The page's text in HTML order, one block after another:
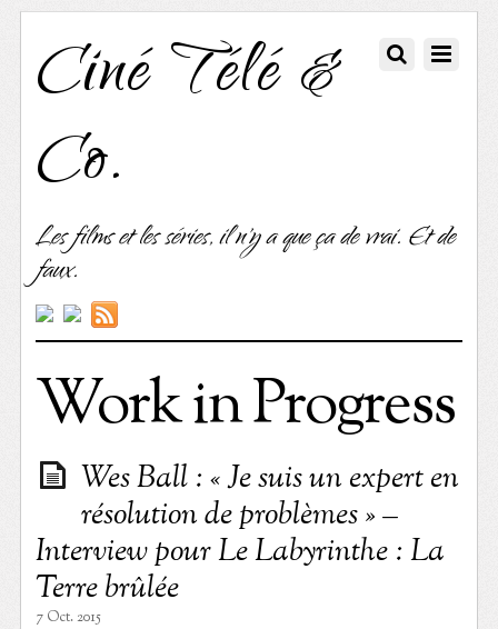
Ciné Télé &
Co.
Les films et les séries, il n'y a que ça de vrai. Et de
faux.
Work in Progress
Wes Ball : « Je suis un expert en
résolution de problèmes » –
Interview pour Le Labyrinthe : La
Terre brûlée
7 Oct. 2015